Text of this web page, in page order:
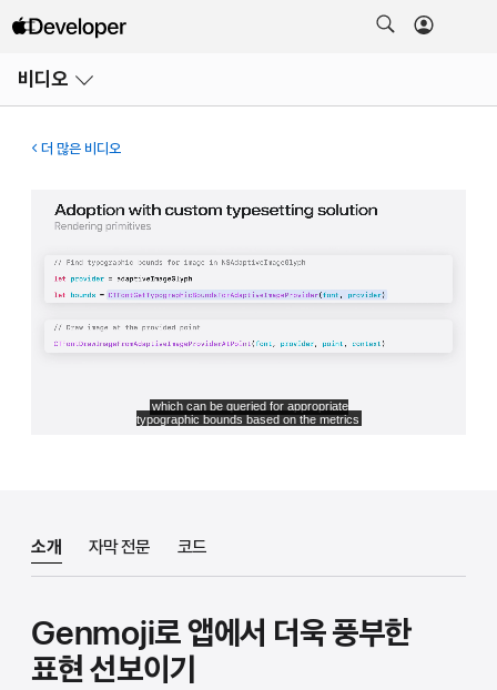
비디오
열기
더 많은 비디오
소개 자막 전문 코드
Genmoji로 앱에서 더욱 풍부한
표현 선보이기